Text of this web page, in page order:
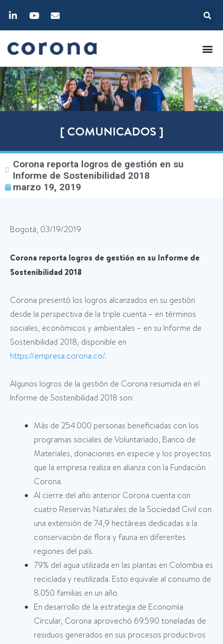
[ COMUNICADOS ]
Corona reporta logros de gestión en su
Informe de Sostenibilidad 2018
marzo 19, 2019
Bogotá, 03/19/2019
Corona reporta logros de gestión en su Informe de
Sostenibilidad 2018
Corona presentó los logros alcanzados en su gestión
desde la perspectiva de la triple cuenta – en términos
sociales, económicos y ambientales – en su Informe de
Sostenibilidad 2018, disponible en
https://empresa.corona.co/.
Algunos logros de la gestión de Corona resumida en el
Informe de Sostenibilidad 2018 son:
Más de 254.000 personas beneficiadas con los
programas sociales de Voluntariado, Banco de
Materiales, donaciones en especie y los proyectos
que la empresa realiza en alianza con la Fundación
Corona.
Al cierre del año anterior Corona cuenta con
cuatro Reservas Naturales de la Sociedad Civil con
una extensión de 74,9 hectáreas dedicadas a la
conservación de flora y fauna en diferentes
regiones del país.
79% del agua utilizada en las plantas en Colombia es
reciclada y reutilizada. Esto equivale al consumo de
8.050 familias en un año.
En desarrollo de la estrategia de Economía
Circular, Corona aprovechó 69.590 toneladas de
residuos generados en sus procesos productivos